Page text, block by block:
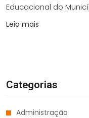
Educacional do
Leia mais
Categorias
Administração